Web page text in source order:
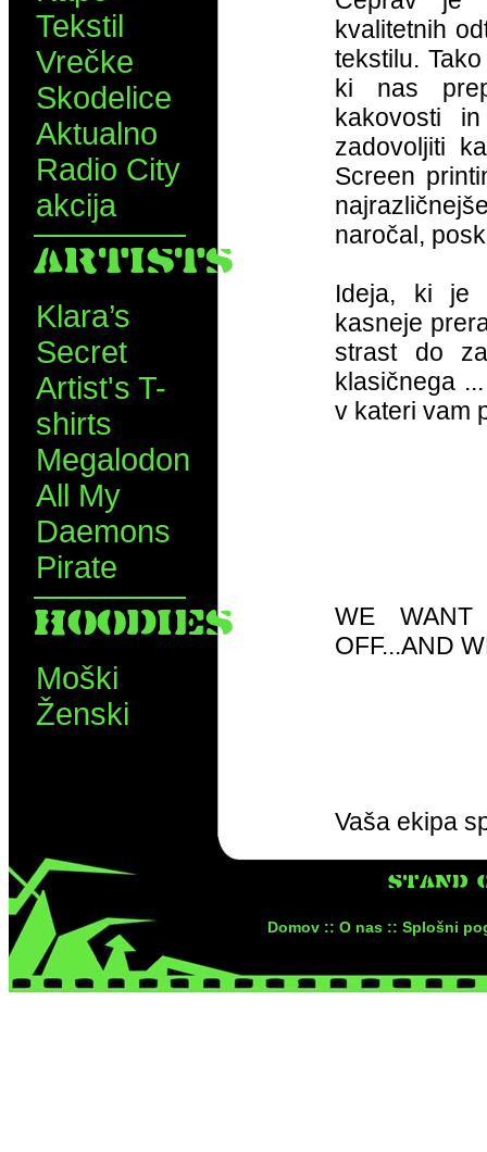
Tekstil
Vrečke
Skodelice
Aktualno
Radio City
akcija
ARTISTS
Klara’s
Secret
Artist's T-
shirts
Megalodon
All My
Daemons
Pirate
HOODIES
Moški
Ženski
kvalitetnih
tekstilu.
ki nas
kakovosti
zadovoljiti
Screen
naročal,
Ideja, ki je
kasneje
strast do
klasičnega
v kateri vam
WE
OFF...AND
Vaša ekipa
STAND
Domov :: O nas :: Splošni